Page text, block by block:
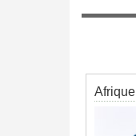
Afrique